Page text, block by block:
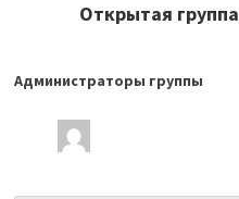
Открытая группа
Лидеры
группы
Администраторы группы